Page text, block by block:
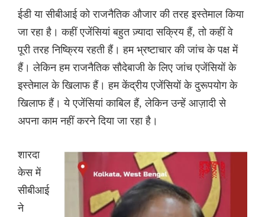
ईडी या सीबीआई को राजनैतिक औजार की तरह इस्तेमाल किया
जा रहा है। कहीं एजेंसियां बहुत ज़्यादा सक्रिय हैं, तो कहीं वे
पूरी तरह निष्क्रिय रहती हैं। हम भ्रष्टाचार की जांच के पक्ष में
हैं। लेकिन हम राजनैतिक सौदेबाजी के लिए जांच एजेंसियों के
इस्तेमाल के खिलाफ हैं। हम केंद्रीय एजेंसियों के दुरूपयोग के
खिलाफ हैं। ये एजेंसियां काबिल हैं, लेकिन उन्हें आज़ादी से
अपना काम नहीं करने दिया जा रहा है।
शारदा
केस में
सीबीआई
ने